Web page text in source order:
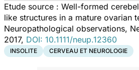
Etude source : Well-formed
like structures in a mature ovarian
Neuropathological observations,
2017, DOI: 10.1111/neup.12360
INSOLITE CERVEAU ET NEUROLOGIE